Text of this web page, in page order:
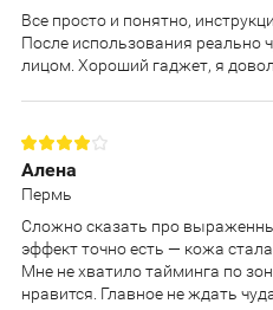
Все просто и понятно,
После использования реально
лицом. Хороший гаджет, я
Алена
Пермь
Сложно сказать про
эффект точно есть — кожа
Мне не хватило тайминга по
нравится. Главное не ждать